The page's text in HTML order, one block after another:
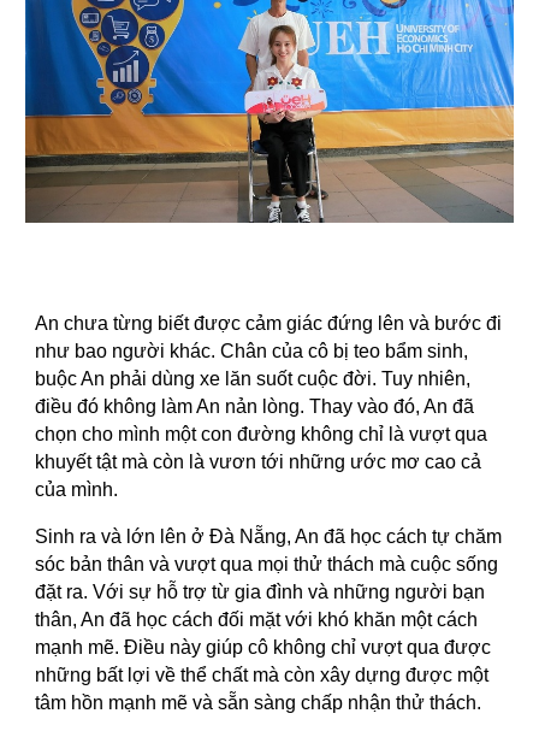
An chưa từng biết được cảm giác đứng lên và bước đi
như bao người khác. Chân của cô bị teo bẩm sinh,
buộc An phải dùng xe lăn suốt cuộc đời. Tuy nhiên,
điều đó không làm An nản lòng. Thay vào đó, An đã
chọn cho mình một con đường không chỉ là vượt qua
khuyết tật mà còn là vươn tới những ước mơ cao cả
của mình.
Sinh ra và lớn lên ở Đà Nẵng, An đã học cách tự chăm
sóc bản thân và vượt qua mọi thử thách mà cuộc sống
đặt ra. Với sự hỗ trợ từ gia đình và những người bạn
thân, An đã học cách đối mặt với khó khăn một cách
mạnh mẽ. Điều này giúp cô không chỉ vượt qua được
những bất lợi về thể chất mà còn xây dựng được một
tâm hồn mạnh mẽ và sẵn sàng chấp nhận thử thách.